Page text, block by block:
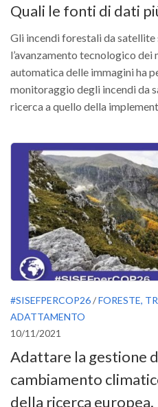
Post Recenti
Ricevi la SISEF Newsletter
Avvisi
Borse di Studio
Call for Papers
Comunicati
Congressi
Convegni
Corsi di Aggiornamento
Corsi di Specializzazione
Giornate di Studio
Opportunità di Lavoro
Rassegne
Reports
Simposii
Congressi
Pagina Congressi
Quali le fonti di dati
Gli incendi forestali da satellite
l’avanzamento tecnologico
automatica delle immagini ha
monitoraggio degli incendi da
ricerca a quello della
#SISEFPERCOP26/FORESTE,
ADATTAMENTO
10/11/2021
Adattare la gestione
cambiamento
della ricerca europea.